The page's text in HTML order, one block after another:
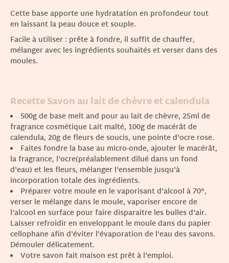
Cette base apporte une hydratation en profondeur tout
en laissant la peau douce et souple.
Facile à utiliser : prête à fondre, il suffit de chauffer,
mélanger avec les ingrédients souhaités et verser dans des
moules.
RecetteSavon au lait de chèvre et calendula
500g de base melt and pour au lait de chèvre, 25ml de
fragrance cosmétique Lait malté, 100g de macérât de
calendula, 20g de fleurs de soucis, une pointe d'ocre rose.
Faites fondre la base au micro-onde, ajouter le macérât,
la fragrance, l'ocre(préalablement dilué dans un fond
d'eau) et les fleurs, mélanger l'ensemble jusqu'à
incorporation totale des ingrédients.
Préparer votre moule en le vaporisant d'alcool à 70°,
verser le mélange dans le moule, vaporiser encore de
l'alcool en surface pour faire disparaitre les bulles d'air.
Laisser refroidir en enveloppant le moule dans du papier
cellophane afin d'éviter l'évaporation de l'eau des savons.
Démouler délicatement.
Votre savon fait maison est prêt à l'emploi.